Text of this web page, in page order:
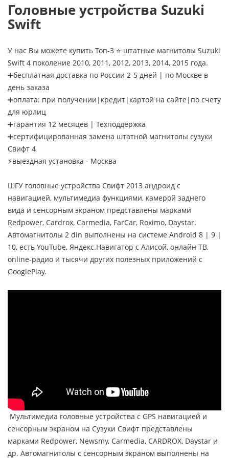
Головные устройства Suzuki
Swift
У нас Вы можете купить Топ-3 ⭐ штатные магнитолы Suzuki
Swift 4 поколение 2010, 2011, 2012, 2013, 2014, 2015 года.
➕бесплатная доставка по России 2-5 дней | по Москве в
день заказа
➕оплата: при получении|кредит|картой на сайте|по счету
для юрлиц
➕гарантия 12 месяцев | Техподдержка
➕сертифицированная замена штатной магнитолы сузуки
Свифт 4
⚡выездная установка - Москва
ШГУ головные устройства Свифт 2013 андроид с
навигацией, мультимедиа функциями, камерой заднего
вида и сенсорным экраном представлены марками
Redpower, Cardrox, Carmedia, FarCar, Roximo, Daystar.
Автомагнитолы 2 din выполнены на системе Android 8 | 9 |
10, есть YouTube, Яндекс.Навигатор с Алисой, онлайн ТВ,
online-радио и тысячи других полезных приложений с
GooglePlay.
Мультимедиа головные устройства с GPS навигацией и
сенсорным экраном на Сузуки Свифт представлены
марками Redpower, Newsmy, Carmedia, CARDROX, Daystar и
др. Автомагнитолы с сенсорным экраном выполнены на